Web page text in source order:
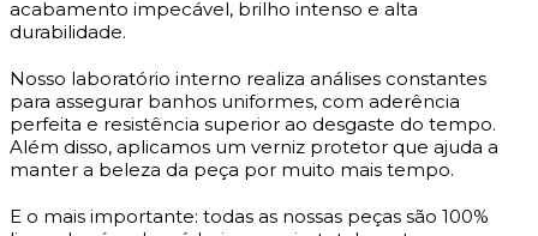
acabamento impecável, brilho intenso e alta
durabilidade.
Nosso laboratório interno realiza análises constantes
para assegurar banhos uniformes, com aderência
perfeita e resistência superior ao desgaste do tempo.
Além disso, aplicamos um verniz protetor que ajuda a
manter a beleza da peça por muito mais tempo.
E o mais importante: todas as nossas peças são 100%